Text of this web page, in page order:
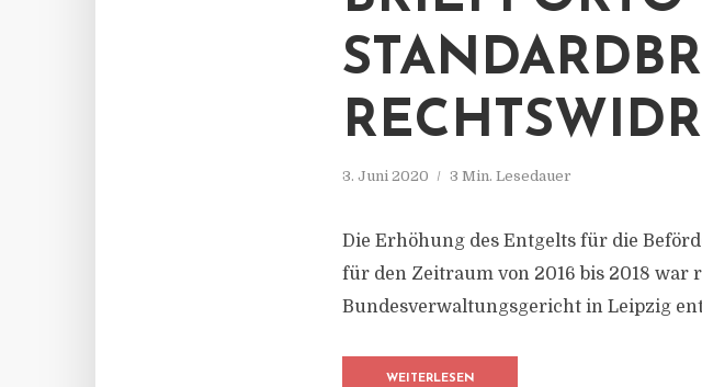
3. Juni 2020 3 Min. Lesedauer
Die Erhöhung des Entgelts für die
für den Zeitraum von 2016 bis 2018 war
Bundesverwaltungsgericht in Leipzig
WEITERLESEN